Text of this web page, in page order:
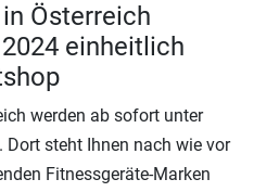
Österreich
einheitlich
werden ab sofort unter
steht Ihnen nach wie vor
Fitnessgeräte-Marken